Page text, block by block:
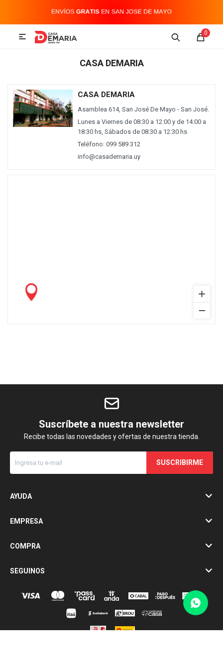
0

CASA DEMARIA
CASA DEMARIA
Asamblea 614, San José De Mayo - San José.
Lunes a Viernes de 08:30 a 12:00 y de 14:00 a
18:30 hs, Sábados de 08:30 a 12:30 hs
Teléfono: 099 589 312
info@casademaria.uy
Suscríbete a nuestra newsletter
Recibe todas las novedades y ofertas de nuestra tienda.
SUSCRIBIRME
AYUDA
EMPRESA
COMPRA
SEGUINOS
MI CUENTA
Imagen y Sonido Hogar
Audio